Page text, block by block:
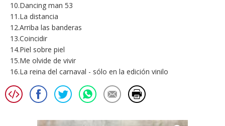
10.Dancing man 53
11.La distancia
12.Arriba las banderas
13.Coincidir
14.Piel sobre piel
15.Me olvide de vivir
16.La reina del carnaval - sólo en la edición vinilo